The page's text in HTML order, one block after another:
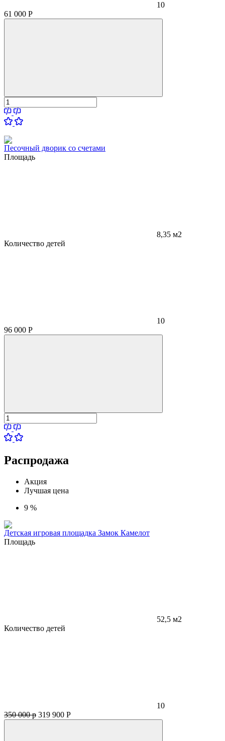
10
61 000 Р
Песочный дворик со счетами
Площадь
8,35 м2
Количество детей
10
96 000 Р
Распродажа
Акция
Лучшая цена
9 %
Детская игровая площадка Замок Камелот
Площадь
52,5 м2
Количество детей
10
350 000 р 319 900 Р